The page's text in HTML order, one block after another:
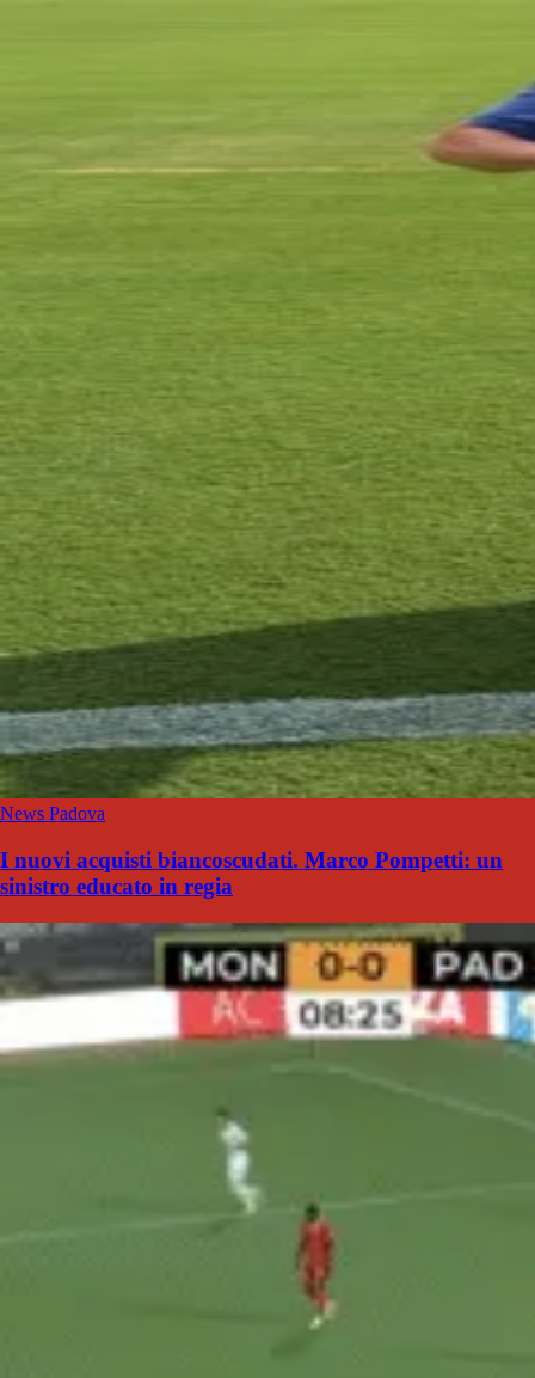
News Padova
I nuovi acquisti biancoscudati. Marco Pompetti: un
sinistro educato in regia